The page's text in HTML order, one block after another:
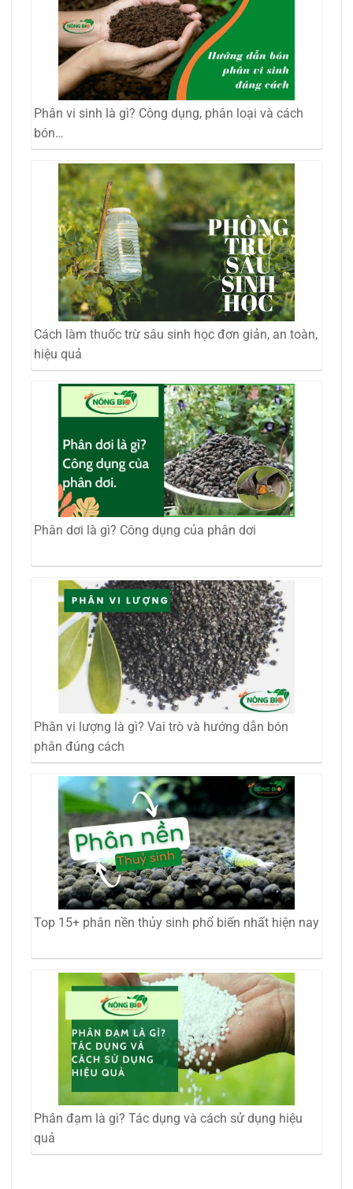
Phân vi sinh là gì? Công dụng, phân loại và cách
bón…
Cách làm thuốc trừ sâu sinh học đơn giản, an toàn,
hiệu quả
Phân dơi là gì? Công dụng của phân dơi
Phân vi lượng là gì? Vai trò và hướng dẫn bón
phân đúng cách
Top 15+ phân nền thủy sinh phổ biến nhất hiện nay
Phân đạm là gì? Tác dụng và cách sử dụng hiệu
quả